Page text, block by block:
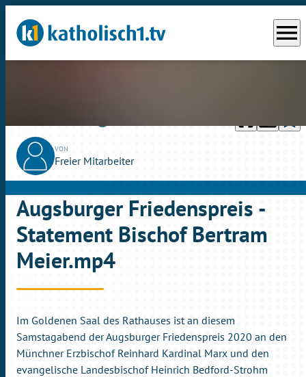
menu
VON
Freier Mitarbeiter
Augsburger Friedenspreis -
Statement Bischof Bertram
Meier.mp4
Im Goldenen Saal des Rathauses ist an diesem
Samstagabend der Augsburger Friedenspreis 2020 an den
Münchner Erzbischof Reinhard Kardinal Marx und den
evangelische Landesbischof Heinrich Bedford-Strohm